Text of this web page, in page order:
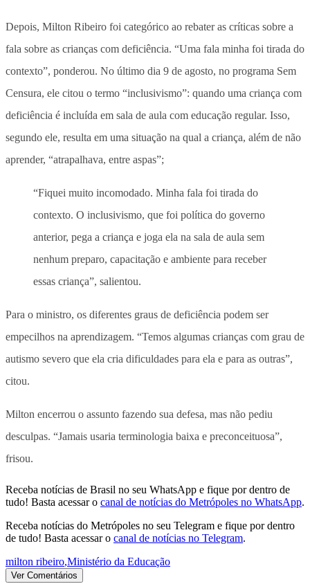
Depois, Milton Ribeiro foi categórico ao rebater as críticas sobre a
fala sobre as crianças com deficiência. “Uma fala minha foi tirada do
contexto”, ponderou. No último dia 9 de agosto, no programa Sem
Censura, ele citou o termo “inclusivismo”: quando uma criança com
deficiência é incluída em sala de aula com educação regular. Isso,
segundo ele, resulta em uma situação na qual a criança, além de não
aprender, “atrapalhava, entre aspas”;
“Fiquei muito incomodado. Minha fala foi tirada do
contexto. O inclusivismo, que foi política do governo
anterior, pega a criança e joga ela na sala de aula sem
nenhum preparo, capacitação e ambiente para receber
essas criança”, salientou.
Para o ministro, os diferentes graus de deficiência podem ser
empecilhos na aprendizagem. “Temos algumas crianças com grau de
autismo severo que ela cria dificuldades para ela e para as outras”,
citou.
Milton encerrou o assunto fazendo sua defesa, mas não pediu
desculpas. “Jamais usaria terminologia baixa e preconceituosa”,
frisou.
Receba notícias de Brasil no seu WhatsApp e fique por dentro de
tudo! Basta acessar o canal de notícias do Metrópoles no WhatsApp.
Receba notícias do Metrópoles no seu Telegram e fique por dentro
de tudo! Basta acessar o canal de notícias no Telegram.
milton ribeiro,Ministério da Educação
Ver Comentários